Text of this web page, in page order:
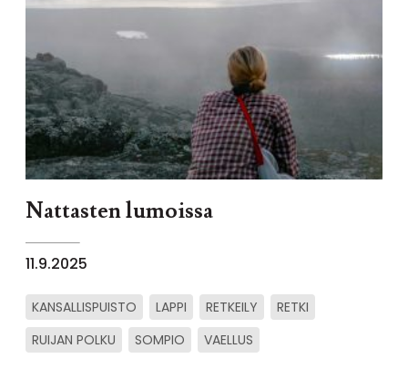
Nattasten lumoissa
11.9.2025
KANSALLISPUISTO LAPPI RETKEILY
RETKI
RUIJAN POLKU
SOMPIO VAELLUS